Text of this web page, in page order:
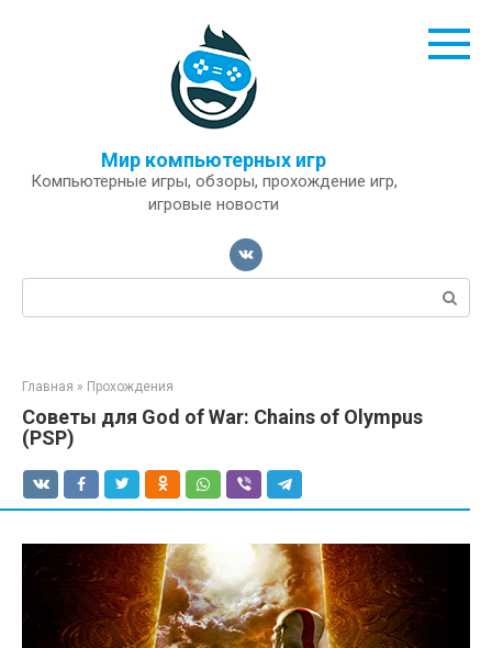
Мир компьютерных игр
Компьютерные игры, обзоры, прохождение игр,
игровые новости
Поиск:
Главная » Прохождения
Советы для God of War: Chains of Olympus
(PSP)